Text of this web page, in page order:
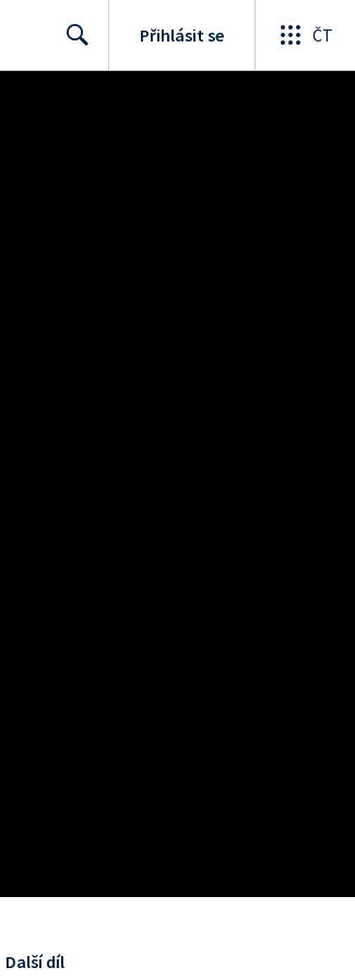
Přihlásit se ČT
Další díl